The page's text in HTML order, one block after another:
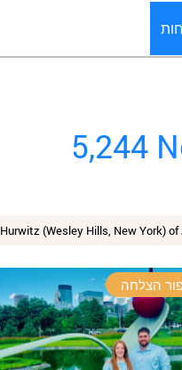
5,244
(Wesley Hills, New York)
הצלחה